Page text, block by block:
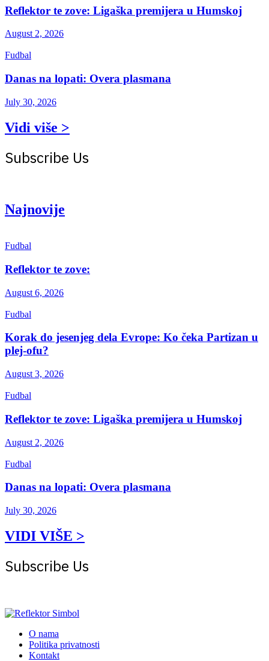
Reflektor te zove: Ligaška premijera u Humskoj
August 2, 2026
Fudbal
Danas na lopati: Overa plasmana
July 30, 2026
Vidi više >
Subscribe Us
Najnovije
Fudbal
Reflektor te zove:
August 6, 2026
Fudbal
Korak do jesenjeg dela Evrope: Ko čeka Partizan u
plej-ofu?
August 3, 2026
Fudbal
Reflektor te zove: Ligaška premijera u Humskoj
August 2, 2026
Fudbal
Danas na lopati: Overa plasmana
July 30, 2026
VIDI VIŠE >
Subscribe Us
O nama
Politika privatnosti
Kontakt